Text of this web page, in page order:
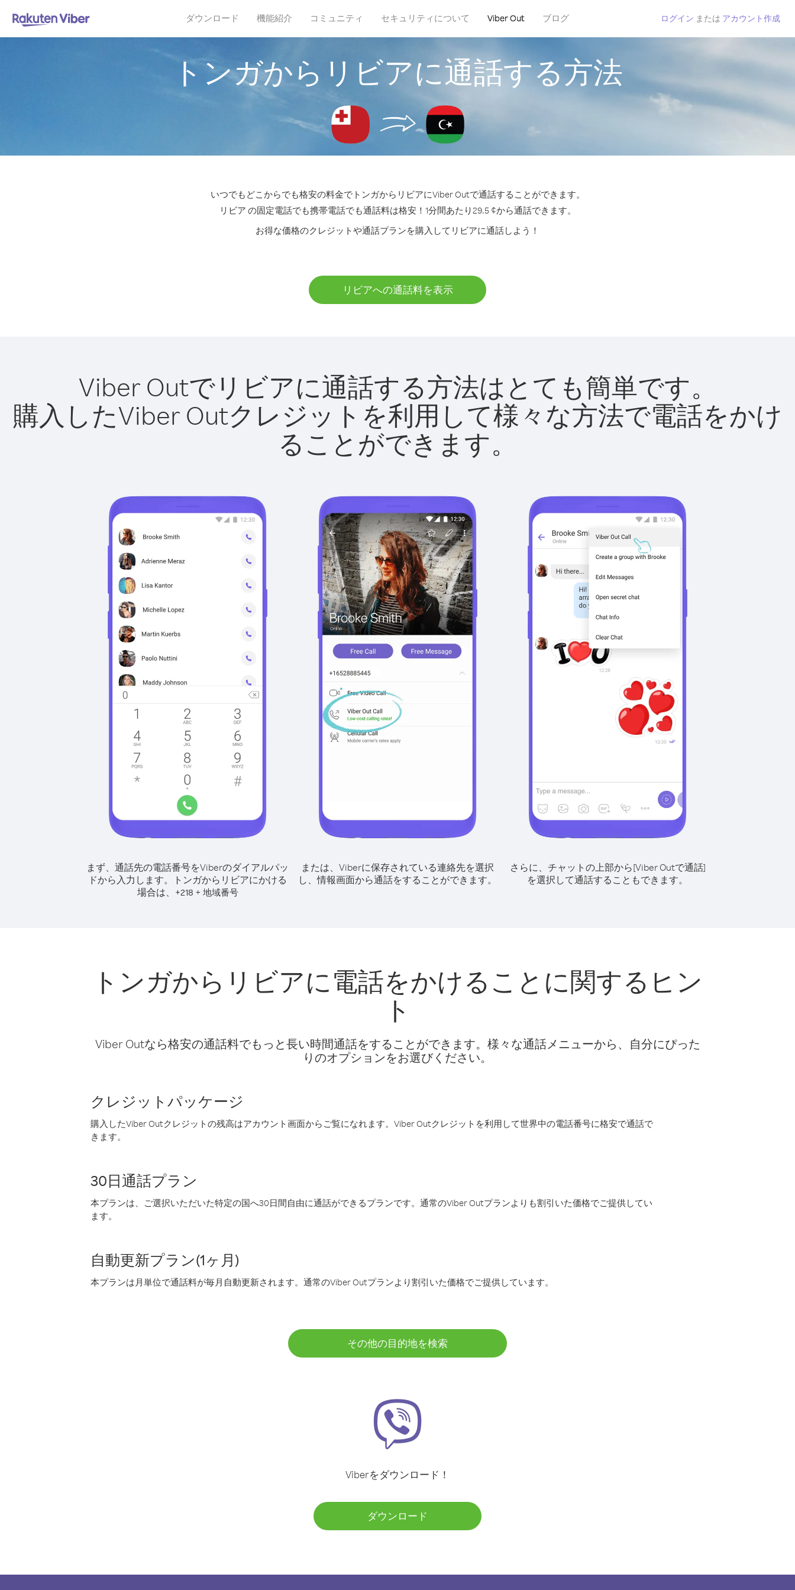
ダウンロード 機能紹介 コミュニティ セキュリティについて Viber Out ブログ ログイン または アカウント作成
トンガからリビアに通話する方法
いつでもどこからでも格安の料金でトンガからリビアにViber Outで通話することができます。
リビア の固定電話でも携帯電話でも通話料は格安！1分間あたり29.5 ¢から通話できます。
お得な価格のクレジットや通話プランを購入してリビアに通話しよう！
リビアへの通話料を表示
Viber Outでリビアに通話する方法はとても簡単です。
購入したViber Outクレジットを利用して様々な方法で電話をかけ
ることができます。
まず、通話先の電話番号をViberのダイアルパッ
ドから入力します。
トンガからリビアにかける
場合は、
+218 + 地域番号
または、Viberに保存されている連絡先を選択
し、情報画面から通話をすることができます。
さらに、チャットの上部から[Viber Outで通話]
を選択して通話することもできます。
トンガからリビアに電話をかけることに関するヒン
ト
Viber Outなら格安の通話料でもっと長い時間通話をすることができます。様々な通話メニューから、自分にぴった
りのオプションをお選びください。
クレジットパッケージ
購入したViber Outクレジットの残高はアカウント画面からご覧になれます。Viber Outクレジットを利用して世界中の電話番号に格安で通話で
きます。
30日通話プラン
本プランは、ご選択いただいた特定の国へ30日間自由に通話ができるプランです。通常のViber Outプランよりも割引いた価格でご提供してい
ます。
自動更新プラン(1ヶ月)
本プランは月単位で通話料が毎月自動更新されます。通常のViber Outプランより割引いた価格でご提供しています。
その他の目的地を検索
Viberをダウンロード！
ダウンロード